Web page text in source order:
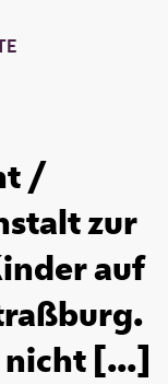
/
zur
auf
nicht [...]